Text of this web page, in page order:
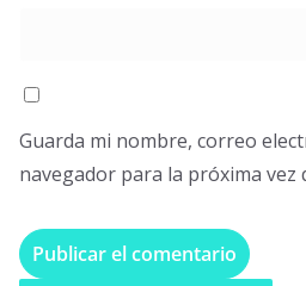
Guarda mi nombre, correo
navegador para la próxima vez